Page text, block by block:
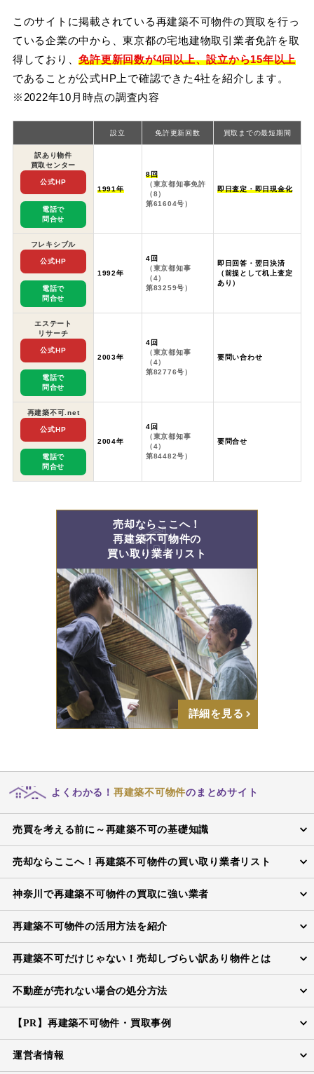
このサイトに掲載されている再建築不可物件の買取を行っ
ている企業の中から、東京都の宅地建物取引業者免許を取
得しており、免許更新回数が4回以上、設立から15年以上
であることが公式HP上で確認できた4社を紹介します。
※2022年10月時点の調査内容
設立 免許更新回数 買取までの最短期間
訳あり物件
買取センター
公式HP
電話で
問合せ
1991年
8回
（東京都知事免許
（8）
第61604号）
即日査定・即日現金化
フレキシブル
公式HP
電話で
問合せ
1992年
4回
（東京都知事
（4）
第83259号）
即日回答・翌日決済
（前提として机上査定
あり）
エステート
リサーチ
公式HP
電話で
問合せ
2003年
4回
（東京都知事
（4）
第82776号）
要問い合わせ
再建築不可.net
公式HP
電話で
問合せ
2004年
4回
（東京都知事
（4）
第84482号）
要問合せ
売却ならここへ！
再建築不可物件の
買い取り業者リスト
詳細を見る
よくわかる！ 再建築不可物件のまとめサイト
売買を考える前に～再建築不可の基礎知識
売却ならここへ！再建築不可物件の買い取り業者リスト
神奈川で再建築不可物件の買取に強い業者
再建築不可物件の活用方法を紹介
再建築不可だけじゃない！売却しづらい訳あり物件とは
不動産が売れない場合の処分方法
【PR】再建築不可物件・買取事例
運営者情報